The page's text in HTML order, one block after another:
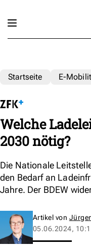
Startseite E-
Welche
2030 nötig?
Die Nationale
den Bedarf an
Jahre. Der BDEW
Artikel von
05.06.2024,